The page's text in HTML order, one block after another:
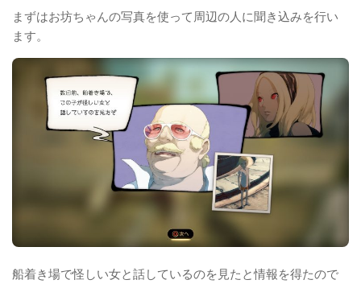
まずはお坊ちゃんの写真を使って周辺の人に聞き込みを行い
ます。
船着き場で怪しい女と話しているのを見たと情報を得たので